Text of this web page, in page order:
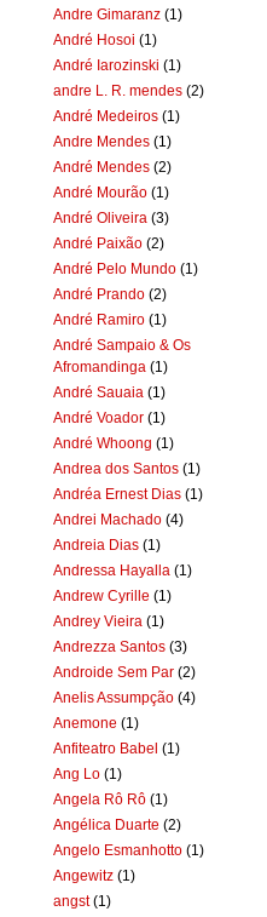
Andre Gimaranz (1)
André Hosoi (1)
André Iarozinski (1)
andre L. R. mendes (2)
André Medeiros (1)
Andre Mendes (1)
André Mendes (2)
André Mourão (1)
André Oliveira (3)
André Paixão (2)
André Pelo Mundo (1)
André Prando (2)
André Ramiro (1)
André Sampaio & Os
Afromandinga (1)
André Sauaia (1)
André Voador (1)
André Whoong (1)
Andrea dos Santos (1)
Andréa Ernest Dias (1)
Andrei Machado (4)
Andreia Dias (1)
Andressa Hayalla (1)
Andrew Cyrille (1)
Andrey Vieira (1)
Andrezza Santos (3)
Androide Sem Par (2)
Anelis Assumpção (4)
Anemone (1)
Anfiteatro Babel (1)
Ang Lo (1)
Angela Rô Rô (1)
Angélica Duarte (2)
Angelo Esmanhotto (1)
Angewitz (1)
angst (1)